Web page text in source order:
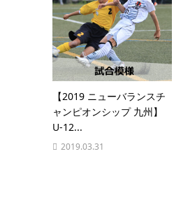
【2019 ニューバランスチ
ャンピオンシップ 九州】
U-12...
2019.03.31